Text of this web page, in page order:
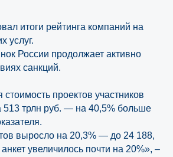
итоги рейтинга компаний на
услуг.
России продолжает активно
санкций.
проектов участников
513 трлн руб. — на 40,5% больше
выросло на 20,3% — до 24 188,
увеличилось почти на 20%», –